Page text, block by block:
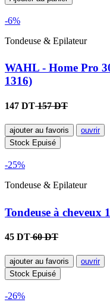
-6%
Tondeuse & Epilateur
WAHL - Home Pro
1316)
147 DT157 DT
ajouter au favoris
ouvrir
Stock Epuisé
-25%
Tondeuse & Epilateur
Tondeuse à cheveux
45 DT60 DT
ajouter au favoris
ouvrir
Stock Epuisé
-26%